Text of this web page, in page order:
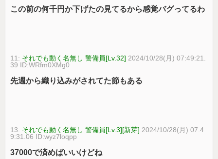
この前の何千円か下げたの見てるから感覚バグってるわ
11: それでも動く名無し 警備員[Lv.32] 2024/10/28(月) 07:49:21.
39 ID:WRfm0XMg0
先週から織り込みがされてた節もある
13: それでも動く名無し 警備員[Lv.3][新芽] 2024/10/28(月) 07:4
9:31.06 ID:wyz7loqpp
37000で済めばいいけどね